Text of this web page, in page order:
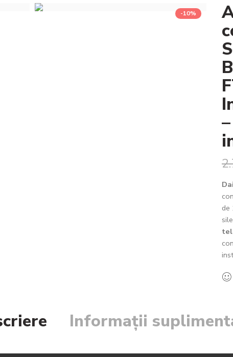
-10%
de
Informații